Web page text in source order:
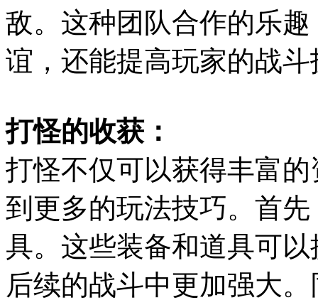
敌。这种团队合作的乐
谊，还能提高玩家的战
打怪的收获：
打怪不仅可以获得丰富
到更多的玩法技巧。首
具。这些装备和道具可
后续的战斗中更加强大